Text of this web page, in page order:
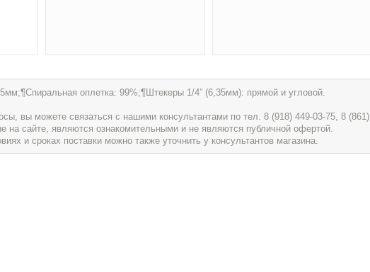
оплетка: 99%;¶Штекеры 1/4” (6,35мм): прямой и угловой.
вы можете связаться с нашими консультантами по тел. 8 (918) 449-03-75, 8 (861)
на сайте, являются ознакомительными и не являются публичной офертой.
и сроках поставки можно также уточнить у консультантов магазина.